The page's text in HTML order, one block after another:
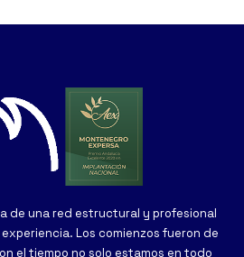
de una red estructural y profesional
Los comienzos fueron de
el tiempo no solo estamos en todo